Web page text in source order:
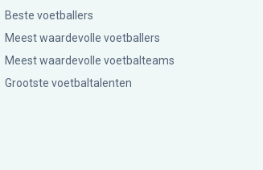
Beste voetballers
Meest waardevolle voetballers
Meest waardevolle voetbalteams
Grootste voetbaltalenten